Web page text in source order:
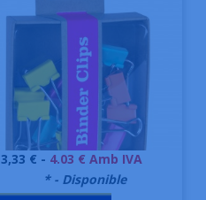
 Vista ràpida
Preu
3,33 € - 4.03 € Amb IVA
* - Disponible